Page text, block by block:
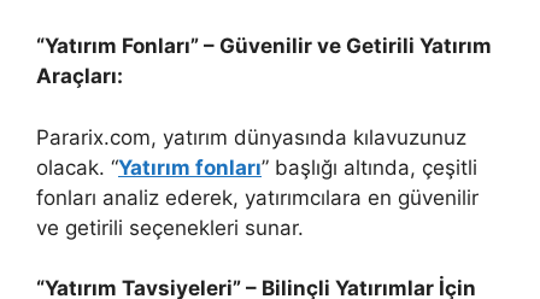
“Yatırım Fonları” – Güvenilir ve Getirili Yatırım
Araçları:
Pararix.com, yatırım dünyasında kılavuzunuz
olacak. “Yatırım fonları” başlığı altında, çeşitli
fonları analiz ederek, yatırımcılara en güvenilir
ve getirili seçenekleri sunar.
“Yatırım Tavsiyeleri” – Bilinçli Yatırımlar İçin